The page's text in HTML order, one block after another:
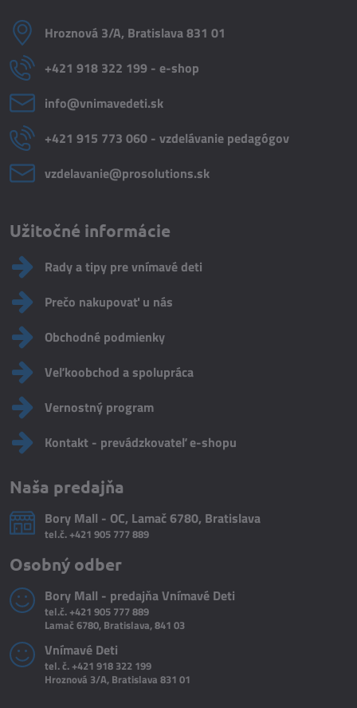
Hroznová 3/A, Bratislava 831 01
+421 918 322 199 - e-shop
info​@vnimavedeti​.sk
+421 915 773 060 - vzdelávanie pedagógov
vzdelavanie​@prosolutions​.sk
Užitočné informácie
Rady a tipy pre vnímavé deti
Prečo nakupovať u nás
Obchodné podmienky
Veľkoobchod a spolupráca
Vernostný program
Kontakt - prevádzkovateľ e-shopu
Naša predajňa
Bory Mall - OC, Lamač 6780, Bratislava
tel.č.+421 905 777 889
Osobný odber
Bory Mall - predajňa Vnímavé Deti
tel.č.+421 905 777 889
Lamač 6780, Bratislava, 841 03
Vnímavé Deti
tel. č.+421 918 322 199
Hroznová 3/A, Bratislava 831 01